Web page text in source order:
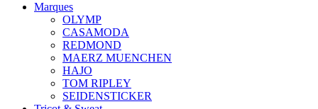
Marques
OLYMP
CASAMODA
REDMOND
MAERZ MUENCHEN
HAJO
TOM RIPLEY
SEIDENSTICKER